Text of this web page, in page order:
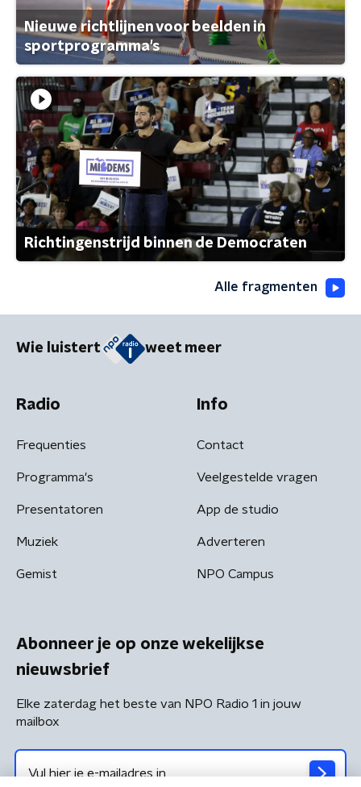
Nieuwe richtlijnen voor beelden in
sportprogramma's
Richtingenstrijd binnen de Democraten
Alle fragmenten
Wie luistert weet meer
Radio
Frequenties
Programma's
Presentatoren
Muziek
Gemist
Info
Contact
Veelgestelde vragen
App de studio
Adverteren
NPO Campus
Abonneer je op onze wekelijkse
nieuwsbrief
Elke zaterdag het beste van NPO Radio 1 in jouw
mailbox